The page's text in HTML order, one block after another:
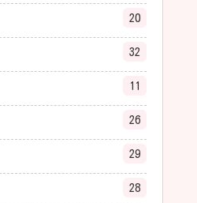
20
32
11
26
29
28